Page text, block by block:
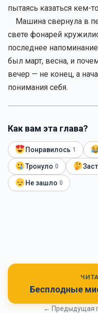
пытаясь казаться кем-
Машина свернула в
свете фонарей
последнее
был март, весна, и
вечер — не конец, а
понимания себя.
Как вам эта глава?
Понравилось 1
Тронуло 0
Не зашло 0
Бесплодные
← Предыдущая